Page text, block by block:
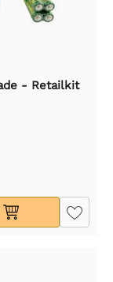
- Retailkit